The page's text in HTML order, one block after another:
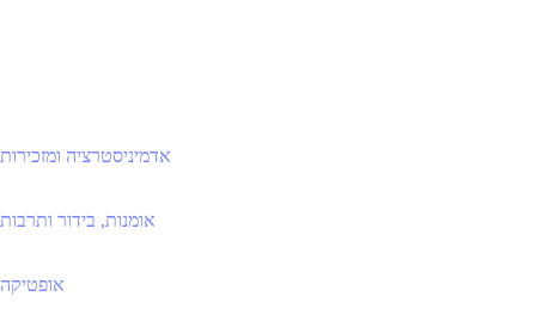
אדמיניסטרציה ומזכירות
אומנות, בידור ותרבות
אופטיקה